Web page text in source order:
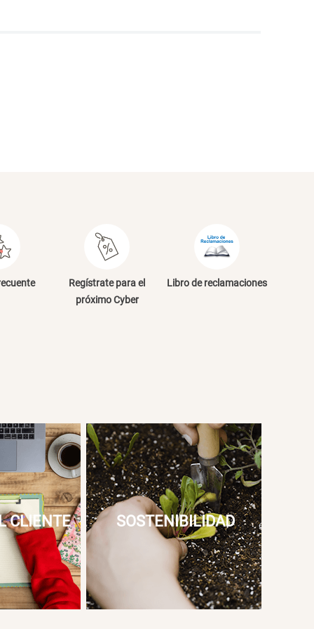
Regístrate para el
próximo Cyber
Libro de reclamaciones
CLIENTE SOSTENIBILIDAD